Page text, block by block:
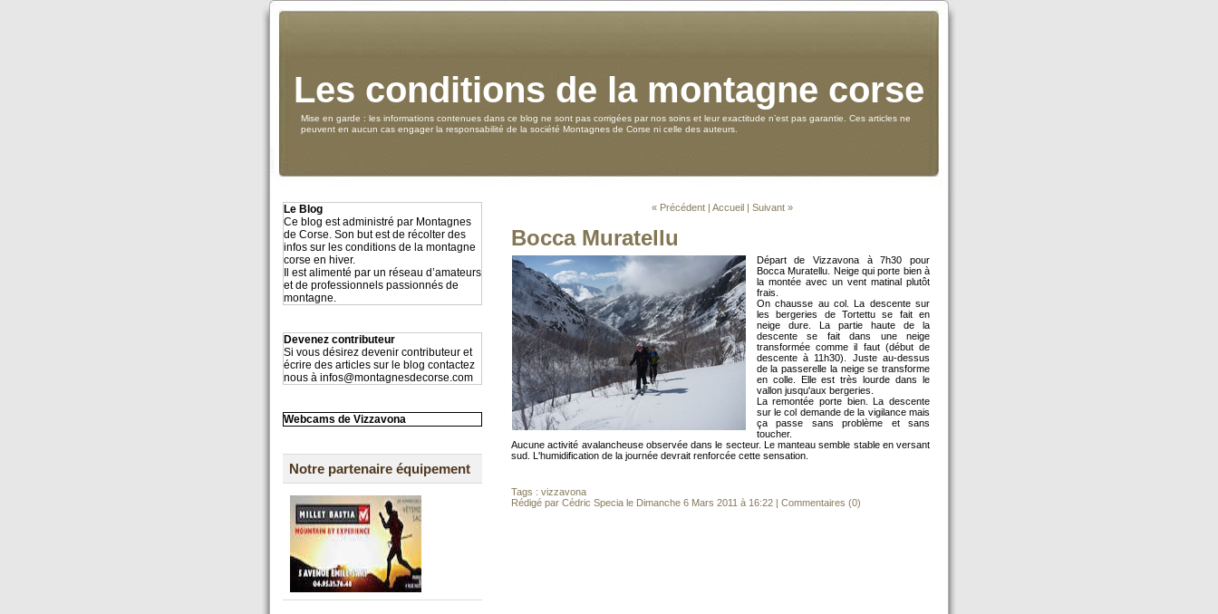
Les conditions de la montagne corse
Mise en garde : les informations contenues dans ce blog ne sont pas corrigées par nos soins et leur exactitude n’est pas garantie. Ces articles ne
peuvent en aucun cas engager la responsabilité de la société Montagnes de Corse ni celle des auteurs.
Le Blog
Ce blog est administré par Montagnes
de Corse. Son but est de récolter des
infos sur les conditions de la montagne
corse en hiver.
Il est alimenté par un réseau d’amateurs
et de professionnels passionnés de
montagne.
Devenez contributeur
Si vous désirez devenir contributeur et
écrire des articles sur le blog contactez
nous à infos@montagnesdecorse.com
Webcams de Vizzavona
Notre partenaire équipement
« Précédent | Accueil | Suivant »
Bocca Muratellu
Départ de Vizzavona à 7h30 pour
Bocca Muratellu. Neige qui porte bien à
la montée avec un vent matinal plutôt
frais.
On chausse au col. La descente sur
les bergeries de Tortettu se fait en
neige dure. La partie haute de la
descente se fait dans une neige
transformée comme il faut (début de
descente à 11h30). Juste au-dessus
de la passerelle la neige se transforme
en colle. Elle est très lourde dans le
vallon jusqu'aux bergeries.
La remontée porte bien. La descente
sur le col demande de la vigilance mais
ça passe sans problème et sans
toucher.
Aucune activité avalancheuse observée dans le secteur. Le manteau semble stable en versant
sud. L'humidification de la journée devrait renforcée cette sensation.
Tags : vizzavona
Rédigé par Cédric Specia le Dimanche 6 Mars 2011 à 16:22 | Commentaires (0)